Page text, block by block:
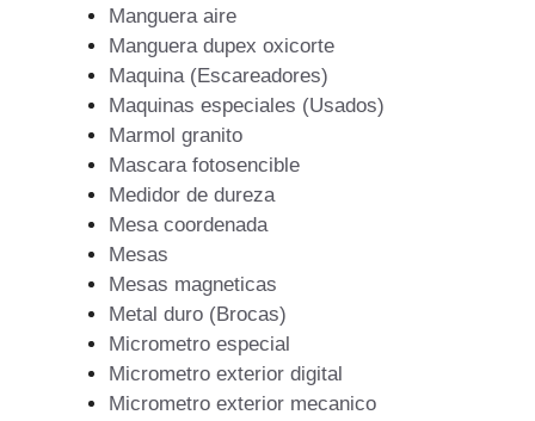
Manguera aire
Manguera dupex oxicorte
Maquina (Escareadores)
Maquinas especiales (Usados)
Marmol granito
Mascara fotosencible
Medidor de dureza
Mesa coordenada
Mesas
Mesas magneticas
Metal duro (Brocas)
Micrometro especial
Micrometro exterior digital
Micrometro exterior mecanico